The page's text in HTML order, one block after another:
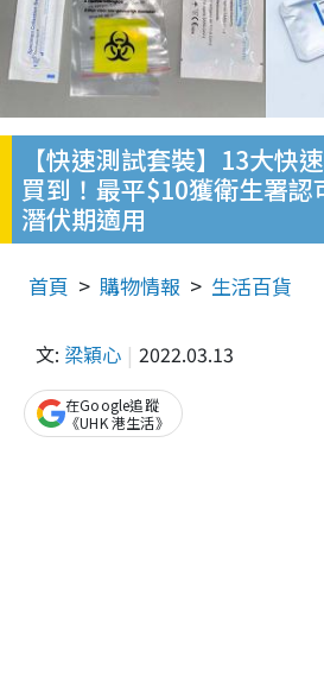
【快速測試套裝】13大快
買到！最平$10獲衛生署
潛伏期適用
首頁 購物情報 生活百貨
文: 梁穎心 2022.03.13
在Google追蹤
《UHK 港生活》